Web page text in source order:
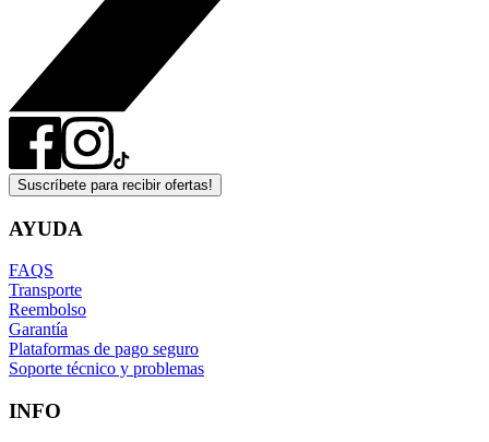
Suscríbete para recibir ofertas!
AYUDA
FAQS
Transporte
Reembolso
Garantía
Plataformas de pago seguro
Soporte técnico y problemas
INFO